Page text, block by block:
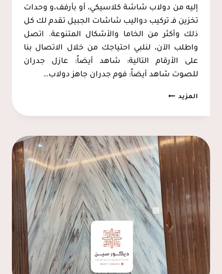
إليه من دولاب شاشة كلاسيكي، أو بأرفف،و وحدات
تخزين فـ تركيب دواليب شاشات الجبيل تقدم لك كل
ذلك وأكثر من الخاما والأشكال المتنوعة. اتصل
واطلب الآن، لنلبي احتياجك من خلال الاتصال بنا
على الأرقام التالية: شاهد أيضاً: عازل جدران
للصوت شاهد أيضاً: فوم جدران جاهز دولاب…
المزيددواليب
ت:
0537128631
رفوف
شاشات
الخبر